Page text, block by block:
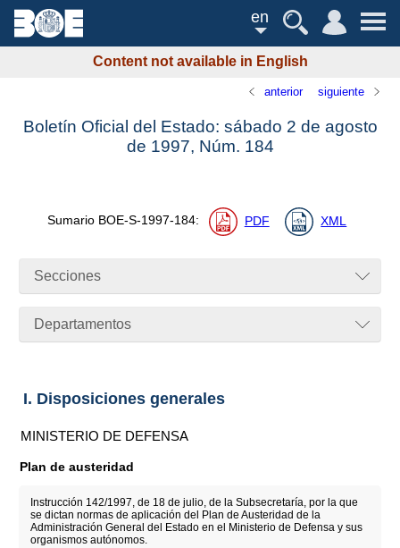
en
Content not available in English
anterior siguiente
Boletín Oficial del Estado: sábado 2 de agosto
de 1997, Núm. 184
Sumario BOE-S-1997-184: PDF XML
Secciones
Departamentos
I. Disposiciones generales
MINISTERIO DE DEFENSA
Plan de austeridad
Instrucción 142/1997, de 18 de julio, de la Subsecretaría, por la que
se dictan normas de aplicación del Plan de Austeridad de la
Administración General del Estado en el Ministerio de Defensa y sus
organismos autónomos.